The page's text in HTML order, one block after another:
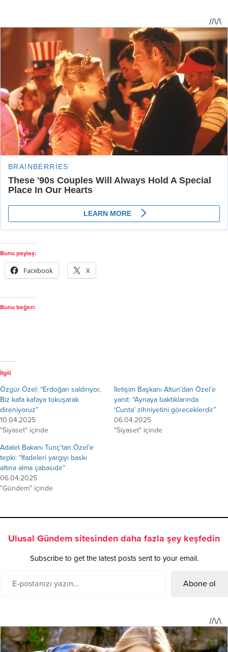
Bunu paylaş:
Facebook X
Bunu beğen:
İlgili
Özgür Özel: “Erdoğan saldırıyor,
Biz kafa kafaya tokuşarak
direniyoruz”
10.04.2025
"Siyaset" içinde
İletişim Başkanı Altun’dan Özel’e
yanıt: “Aynaya baktıklarında
‘Cunta’ zihniyetini göreceklerdir”
06.04.2025
"Siyaset" içinde
Adalet Bakanı Tunç’tan Özel’e
tepki: “İfadeleri yargıyı baskı
altına alma çabasıdır”
06.04.2025
"Gündem" içinde
Ulusal Gündem sitesinden daha fazla şey keşfedin
Subscribe to get the latest posts sent to your email.
Abone ol